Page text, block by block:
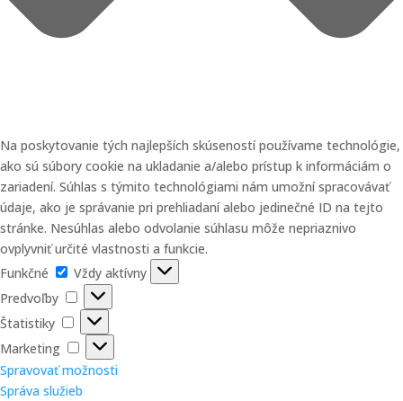
Na poskytovanie tých najlepších skúseností používame technológie,
ako sú súbory cookie na ukladanie a/alebo prístup k informáciám o
zariadení. Súhlas s týmito technológiami nám umožní spracovávať
údaje, ako je správanie pri prehliadaní alebo jedinečné ID na tejto
stránke. Nesúhlas alebo odvolanie súhlasu môže nepriaznivo
ovplyvniť určité vlastnosti a funkcie.
Funkčné
Funkčné
Vždy aktívny
Predvoľby
Predvoľby
Štatistiky
Štatistiky
Marketing
Marketing
Spravovať možnosti
Správa služieb